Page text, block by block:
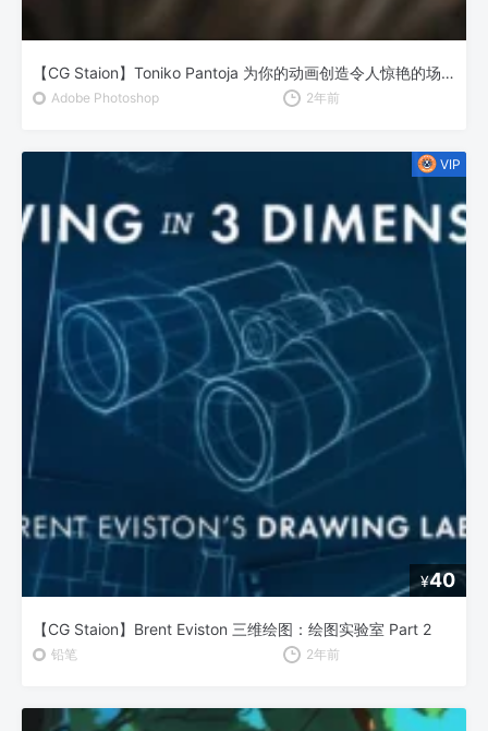
【CG Staion】Toniko Pantoja 为你的动画创造令人惊艳的场景
Adobe Photoshop 2年前
¥40
【CG Staion】Brent Eviston 三维绘图：绘图实验室 Part 2
铅笔 2年前